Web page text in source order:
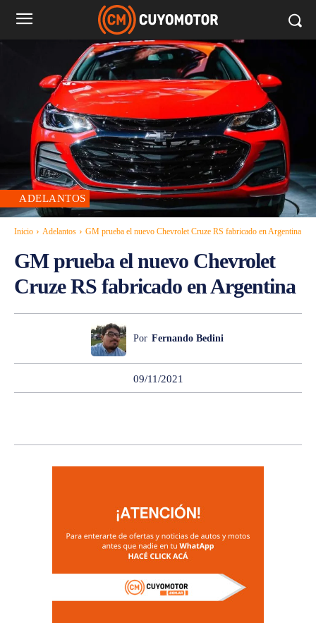
ADELANTOS
Inicio Adelantos GM prueba el nuevo Chevrolet Cruze RS fabricado en Argentina
GM prueba el nuevo Chevrolet
Cruze RS fabricado en Argentina
Por Fernando Bedini
09/11/2021